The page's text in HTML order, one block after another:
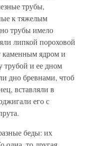
трубы,
к тяжелым
трубы имело
липкой пороховой
каменным ядром и
трубой и ее дном
дно бревнами, чтоб
вставляли в
его с
беды: их